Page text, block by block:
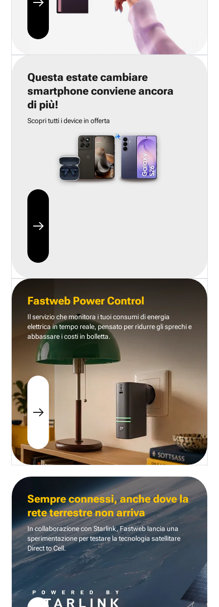
Questa estate cambiare
smartphone conviene ancora
di più!
Scopri tutti i device in offerta
Fastweb Power Control
Il servizio che monitora i tuoi consumi di energia
elettrica in tempo reale, pensato per ridurre gli sprechi e
abbassare i costi in bolletta.
Sempre connessi, anche dove la
rete terrestre non arriva
In collaborazione con Starlink, Fastweb lancia una
sperimentazione per testare la tecnologia satellitare
Direct to Cell.